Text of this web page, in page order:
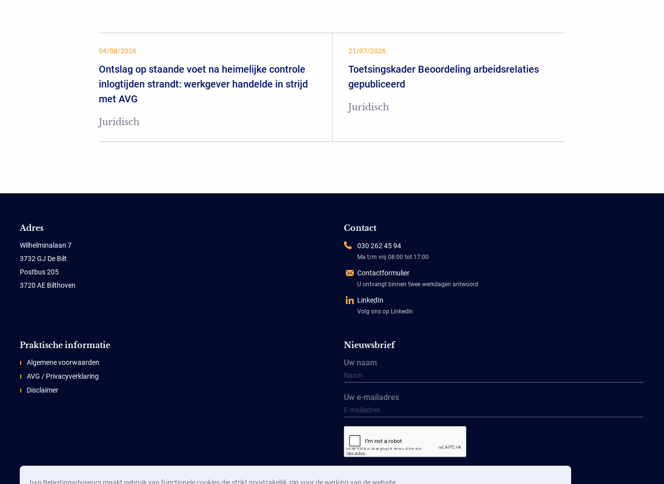
04/08/2026
Ontslag op staande voet na heimelijke controle
inlogtijden strandt: werkgever handelde in strijd
met AVG
Juridisch
21/07/2026
Toetsingskader Beoordeling arbeidsrelaties
gepubliceerd
Juridisch
Adres
Wilhelminalaan 7
3732 GJ De Bilt
Postbus 205
3720 AE Bilthoven
Contact
030 262 45 94
Ma t/m vrij 08:00 tot 17:00
Contactformulier
U ontvangt binnen twee werkdagen antwoord
LinkedIn
Volg ons op LinkedIn
Praktische informatie
Algemene voorwaarden
AVG / Privacyverklaring
Disclaimer
Nieuwsbrief
Uw naam
Uw e-mailadres
Aanmelden